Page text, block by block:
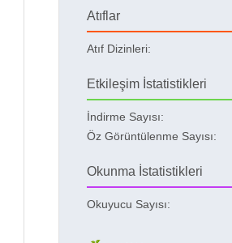
Atıflar
Atıf Dizinleri:
Etkileşim İstatistikleri
İndirme Sayısı:
Öz Görüntülenme Sayısı:
Okunma İstatistikleri
Okuyucu Sayısı: